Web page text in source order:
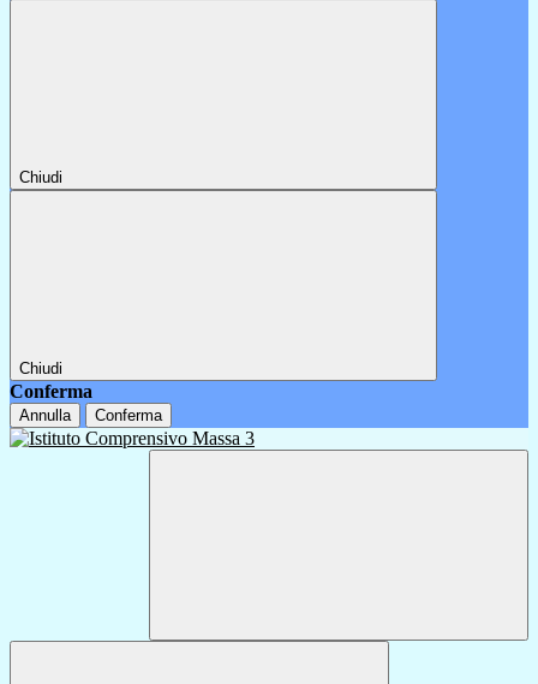
Chiudi
Chiudi
Conferma
Annulla Conferma